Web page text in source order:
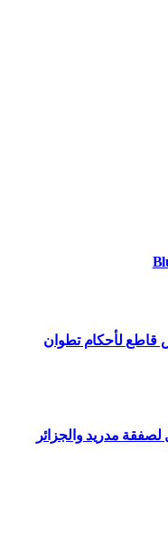
قاطع لأحكام تطوان
1 تحليل شامل لصفقة مدريد والجزائر